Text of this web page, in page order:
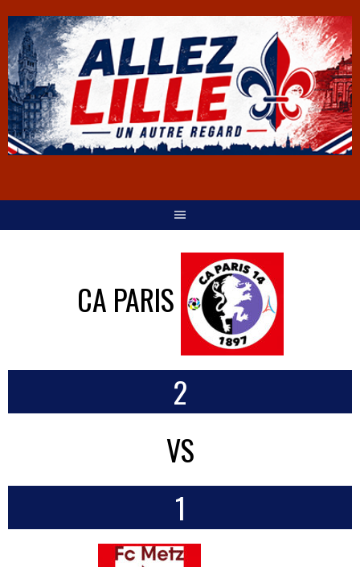
CA PARIS
2
VS
1